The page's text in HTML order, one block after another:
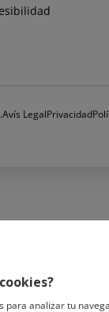
para analizar tu
Avís LegalPrivacidad